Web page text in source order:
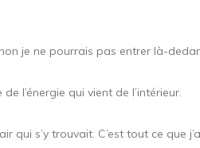
je ne pourrais pas entrer là-
l’énergie qui vient de l’intérieur.
qui s’y trouvait. C’est tout ce que